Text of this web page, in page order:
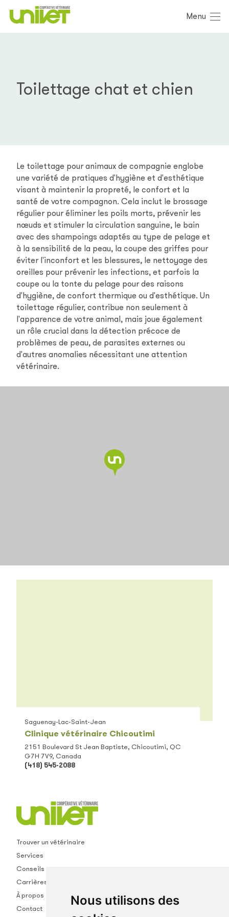
Nous utilisons des
Menu
Toilettage chat et chien
Le toilettage pour animaux de compagnie englobe
une variété de pratiques d'hygiène et d'esthétique
visant à maintenir la propreté, le confort et la
santé de votre compagnon. Cela inclut le brossage
régulier pour éliminer les poils morts, prévenir les
nœuds et stimuler la circulation sanguine, le bain
avec des shampoings adaptés au type de pelage et
à la sensibilité de la peau, la coupe des griffes pour
éviter l'inconfort et les blessures, le nettoyage des
oreilles pour prévenir les infections, et parfois la
coupe ou la tonte du pelage pour des raisons
d'hygiène, de confort thermique ou d'esthétique. Un
toilettage régulier, contribue non seulement à
l'apparence de votre animal, mais joue également
un rôle crucial dans la détection précoce de
problèmes de peau, de parasites externes ou
d'autres anomalies nécessitant une attention
vétérinaire.
Clinique vétérinaire Chicoutimi
Saguenay-Lac-Saint-Jean
2151 Boulevard St Jean Baptiste, Chicoutimi, QC
G7H 7V9, Canada
(418) 545-2088
Trouver un vétérinaire
Services
Conseils
Carrières
À propos
Contact